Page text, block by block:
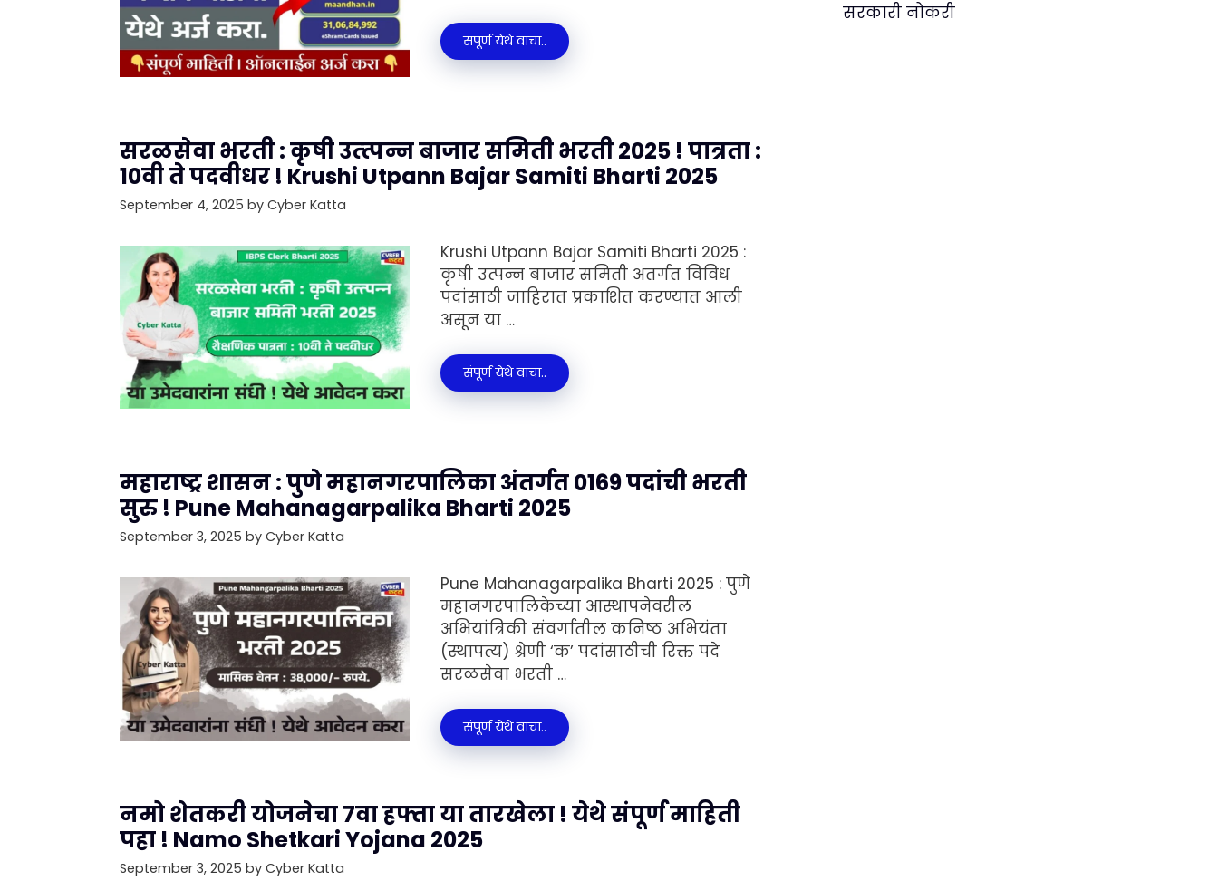
संपूर्ण येथे वाचा..
सरळसेवा भरती : कृषी उत्त्पन्न बाजार समिती भरती 2025 ! पात्रता :
10वी ते पदवीधर ! Krushi Utpann Bajar Samiti Bharti 2025
September 4, 2025 by Cyber Katta
Krushi Utpann Bajar Samiti Bharti 2025 :
कृषी उत्पन्न बाजार समिती अंतर्गत विविध
पदांसाठी जाहिरात प्रकाशित करण्यात आली
असून या …
संपूर्ण येथे वाचा..
महाराष्ट्र शासन : पुणे महानगरपालिका अंतर्गत 0169 पदांची भरती
सुरु ! Pune Mahanagarpalika Bharti 2025
September 3, 2025 by Cyber Katta
Pune Mahanagarpalika Bharti 2025 : पुणे
महानगरपालिकेच्या आस्थापनेवरील
अभियांत्रिकी संवर्गातील कनिष्ठ अभियंता
(स्थापत्य) श्रेणी ‘क’ पदांसाठीची रिक्त पदे
सरळसेवा भरती …
संपूर्ण येथे वाचा..
नमो शेतकरी योजनेचा 7वा हफ्ता या तारखेला ! येथे संपूर्ण माहिती
पहा ! Namo Shetkari Yojana 2025
September 3, 2025 by Cyber Katta
सरकारी नोकरी